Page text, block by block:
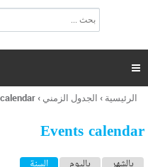
ت
ر
ل
ح
ب

أنت
هنا
الرئيسية › الجدول الزمني ›
Events calendar